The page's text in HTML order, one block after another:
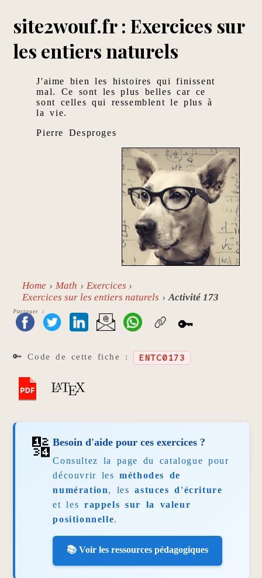
site2wouf.fr : Exercices sur
les entiers naturels
J'aime bien les histoires qui finissent
mal. Ce sont les plus belles car ce
sont celles qui ressemblent le plus à
la vie.
Pierre Desproges
Home Math
Exercices
Exercices sur les entiers naturels
Activité 173
Partager :
🔑
🔑 Code de cette fiche : ENTC0173
🔢Besoin d'aide pour ces exercices ?
Consultez la page du catalogue pour
découvrir lesméthodes de
numération, lesastuces d'écriture
et les rappels sur la valeur
positionnelle.
📚 Voir les ressources pédagogiques